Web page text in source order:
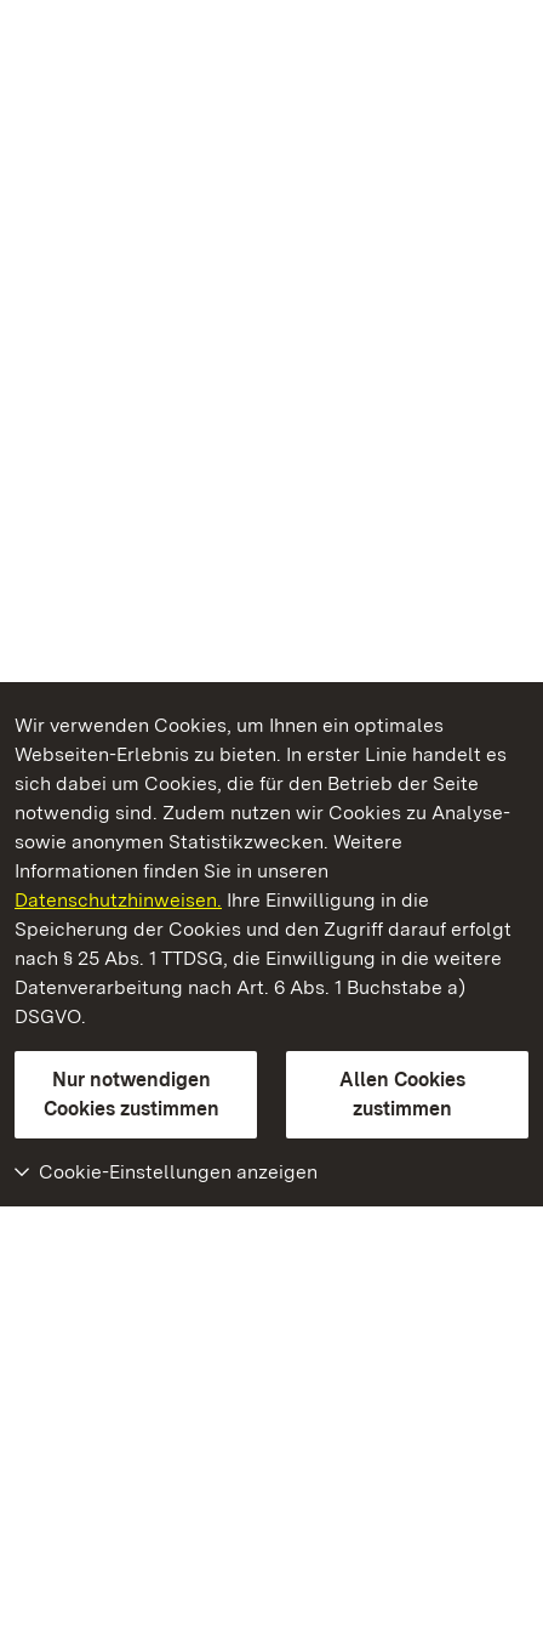
Wir verwenden Cookies, um Ihnen ein optimales
Webseiten-Erlebnis zu bieten. In erster Linie handelt es
sich dabei um Cookies, die für den Betrieb der Seite
notwendig sind. Zudem nutzen wir Cookies zu Analyse-
sowie anonymen Statistikzwecken. Weitere
Informationen finden Sie in unseren
Datenschutzhinweisen. Ihre Einwilligung in die
Speicherung der Cookies und den Zugriff darauf erfolgt
nach § 25 Abs. 1 TTDSG, die Einwilligung in die weitere
Datenverarbeitung nach Art. 6 Abs. 1 Buchstabe a)
DSGVO.
Nur notwendigen
Cookies zustimmen
Allen Cookies
zustimmen
Cookie-Einstellungen anzeigen
Kommen. Staunen. Genießen.
Schloss Bruchsal
Staatliche Schlösser und Gärten Baden-Württemberg
Kontakt
GebärdenspracheLeichte Sprache
Erklärung zur Barrierefreiheit
BITV-konform (geprüfte Seiten)
Weiteres